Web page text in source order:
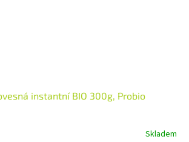
instantní BIO 300g, Probio
Skladem